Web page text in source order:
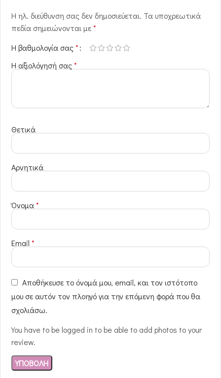
Η ηλ. διεύθυνση σας δεν δημοσιεύεται. Τα υποχρεωτικά
πεδία σημειώνονται με*
Η βαθμολογία σας*
Η αξιολόγησή σας*
Θετικά
Αρνητικά
Όνομα*
Email *
Αποθήκευσε το όνομά μου, email, και τον ιστότοπο
μου σε αυτόν τον πλοηγό για την επόμενη φορά που θα
σχολιάσω.
You have to be logged in to be able to add photos to your
review.